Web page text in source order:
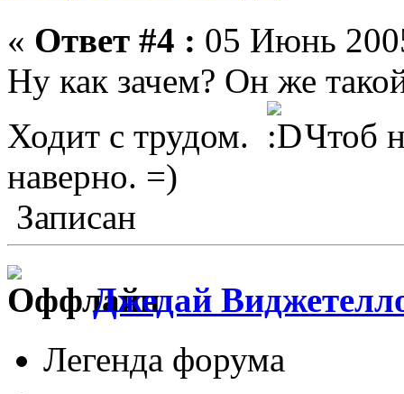
« Ответ #4 : 05 Июнь
Ну как зачем? Он же
Ходит с трудом.
Чтоб
наверно. =)
Записан
Джедай
Легенда форума